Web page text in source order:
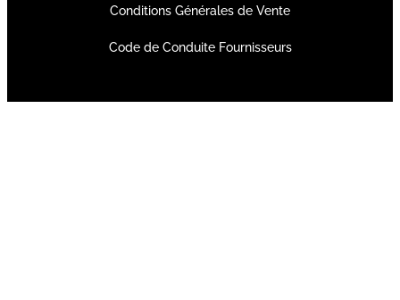
Conditions Générales de Vente
Code de Conduite Fournisseurs